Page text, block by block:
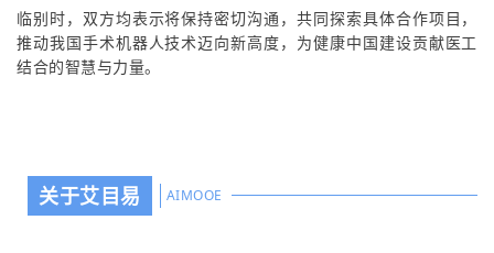
临别时，双方均表示将保持密切沟通，共同探索具体合作项目，
推动我国手术机器人技术迈向新高度，为健康中国建设贡献医工
结合的智慧与力量。
关于艾目易 AIMOOE